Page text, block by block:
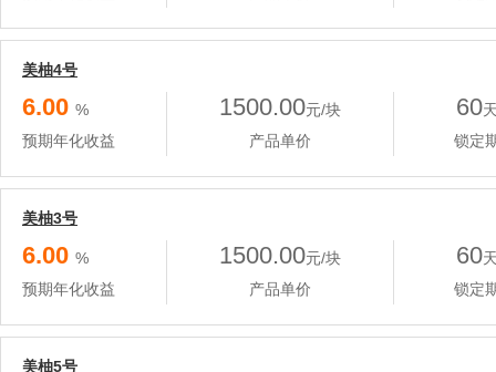
美柚4号
6.00 %
预期年化收益
1500.00元/块
产品单价
60
锁定
美柚3号
6.00 %
预期年化收益
1500.00元/块
产品单价
60
锁定
美柚5号